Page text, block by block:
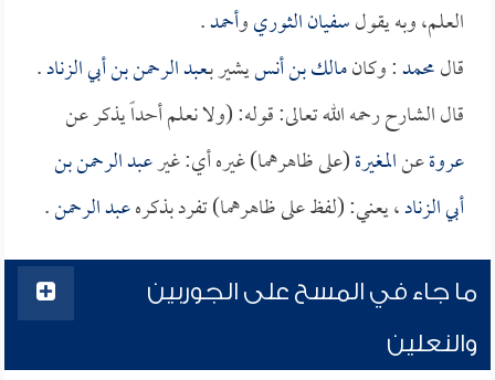
العلم، وبه يقولسفيان الثوريوأحمد.
قالمحمد: وكانمالك بن أنسيشير بـعبد الرحمن بن أبي الزناد.
قال الشارح رحمه الله تعالى: قوله: (ولا نعلم أحداً يذكر عن
عروةعنالمغيرة(على ظاهرهما) غيره أي: غيرعبد الرحمن بن
أبي الزناد، يعني: (لفظ على ظاهرهما) تفرد بذكرهعبد الرحمن.
ما جاء في المسح على الجوربين
والنعلين